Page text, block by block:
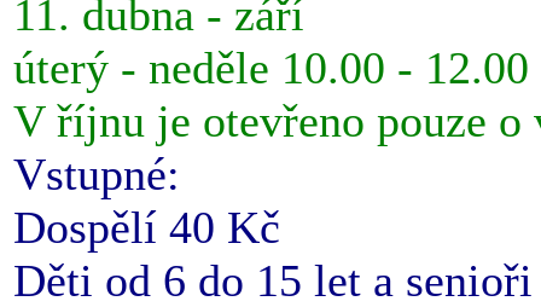
11. dubna - září
úterý - neděle 10.00 -
V říjnu je otevřeno pouze o
Vstupné:
Dospělí 40 Kč
Děti od 6 do 15 let a